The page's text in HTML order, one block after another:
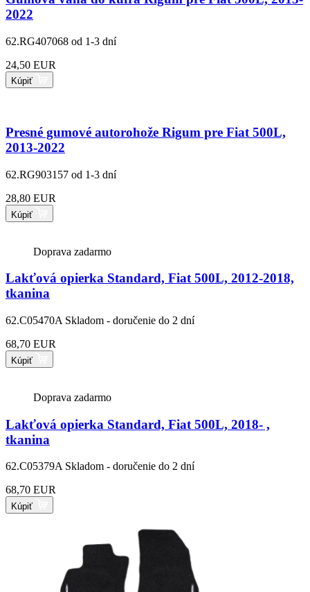
2022
62.RG407068 od 1-3 dní
24,50 EUR
Kúpiť
Presné gumové autorohože Rigum pre Fiat 500L,
2013-2022
62.RG903157 od 1-3 dní
28,80 EUR
Kúpiť
Doprava zadarmo
Lakťová opierka Standard, Fiat 500L, 2012-2018,
tkanina
62.C05470A Skladom - doručenie do 2 dní
68,70 EUR
Kúpiť
Doprava zadarmo
Lakťová opierka Standard, Fiat 500L, 2018- ,
tkanina
62.C05379A Skladom - doručenie do 2 dní
68,70 EUR
Kúpiť